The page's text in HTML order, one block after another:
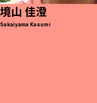
境山 佳澄
Sakaiyama Kasumi